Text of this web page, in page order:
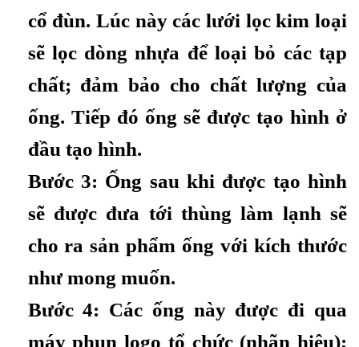
cổ đùn. Lúc này các lưới lọc kim loại
sẽ lọc dòng nhựa để loại bỏ các tạp
chất; đảm bảo cho chất lượng của
ống. Tiếp đó ống sẽ được tạo hình ở
đầu tạo hình.
Bước 3: Ống sau khi được tạo hình
sẽ được đưa tới thùng làm lạnh sẽ
cho ra sản phẩm ống với kích thước
như mong muốn.
Bước 4: Các ống này được đi qua
máy phun logo tổ chức (nhãn hiệu);